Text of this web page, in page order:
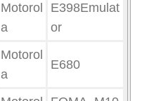
Motorol
a
E398Emulat
or
Motorol
a
E680